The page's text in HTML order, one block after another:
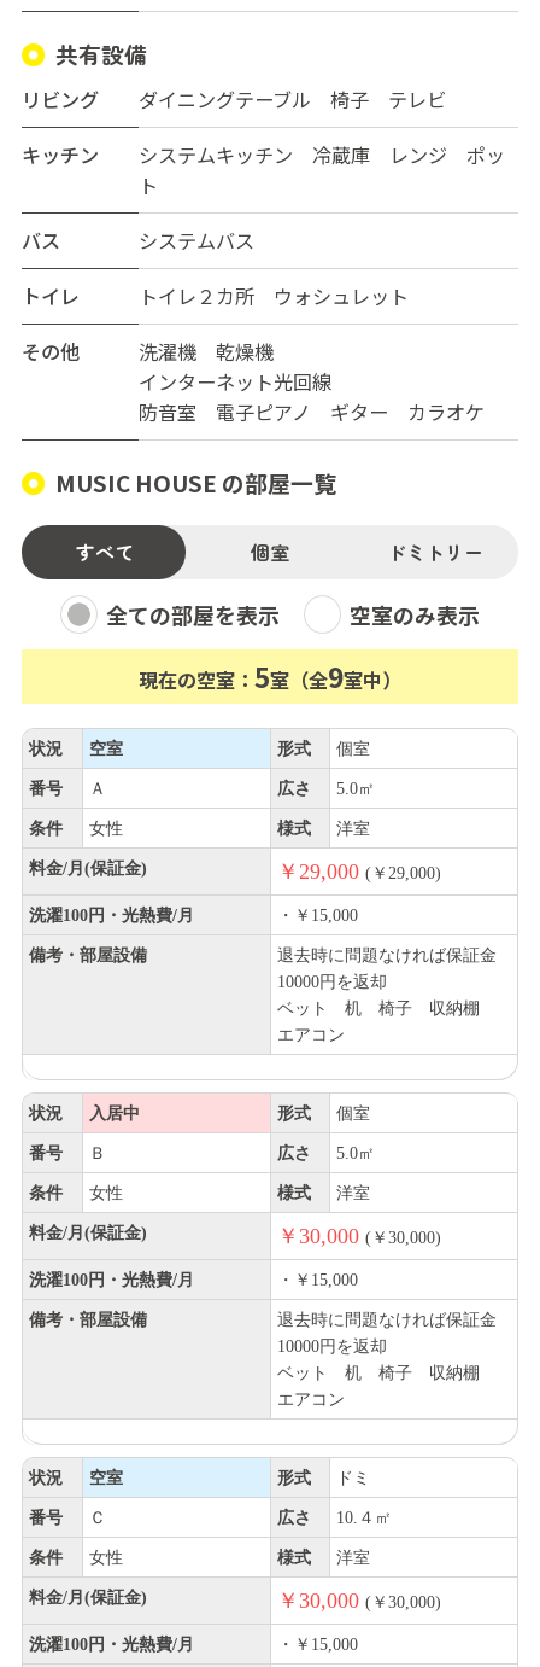
共有設備
リビング
ダイニングテーブル 椅子 テレビ
キッチン
システムキッチン 冷蔵庫 レンジ ポッ
ト
バス
システムバス
トイレ
トイレ２カ所 ウォシュレット
その他
洗濯機 乾燥機
インターネット光回線
防音室 電子ピアノ ギター カラオケ
MUSIC HOUSE の部屋一覧
すべて 個室 ドミトリー
全ての部屋を表示 空室のみ表示
現在の空室： 5室（全9室中）
状況 空室 形式 個室
番号 Ａ 広さ 5.0㎡
条件 女性 様式 洋室
料金/月(保証金) ￥29,000 (￥29,000)
洗濯100円・光熱費/月 ・￥15,000
備考・部屋設備
退去時に問題なければ保証金
10000円を返却
ベット 机 椅子 収納棚
エアコン
状況 入居中 形式 個室
番号 Ｂ 広さ 5.0㎡
条件 女性 様式 洋室
料金/月(保証金) ￥30,000 (￥30,000)
洗濯100円・光熱費/月 ・￥15,000
備考・部屋設備
退去時に問題なければ保証金
10000円を返却
ベット 机 椅子 収納棚
エアコン
状況 空室 形式 ドミ
番号 Ｃ 広さ 10.４㎡
条件 女性 様式 洋室
料金/月(保証金) ￥30,000 (￥30,000)
洗濯100円・光熱費/月 ・￥15,000